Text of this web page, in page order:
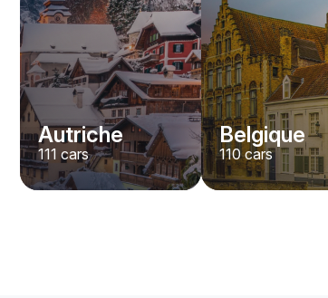
Autriche
111 cars
Belgique
110cars